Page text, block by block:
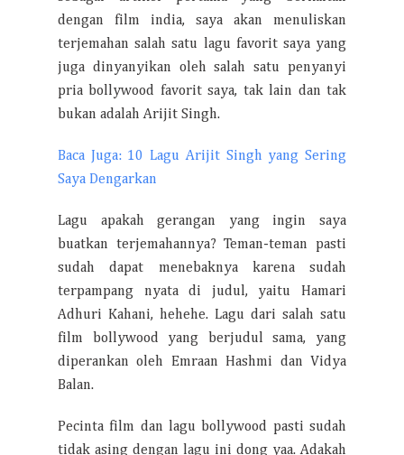
dengan film india, saya akan menuliskan
terjemahan salah satu lagu favorit saya yang
juga dinyanyikan oleh salah satu penyanyi
pria bollywood favorit saya, tak lain dan tak
bukan adalah Arijit Singh.
Baca Juga: 10 Lagu Arijit Singh yang Sering
Saya Dengarkan
Lagu apakah gerangan yang ingin saya
buatkan terjemahannya? Teman-teman pasti
sudah dapat menebaknya karena sudah
terpampang nyata di judul, yaitu Hamari
Adhuri Kahani, hehehe. Lagu dari salah satu
film bollywood yang berjudul sama, yang
diperankan oleh Emraan Hashmi dan Vidya
Balan.
Pecinta film dan lagu bollywood pasti sudah
tidak asing dengan lagu ini dong yaa. Adakah